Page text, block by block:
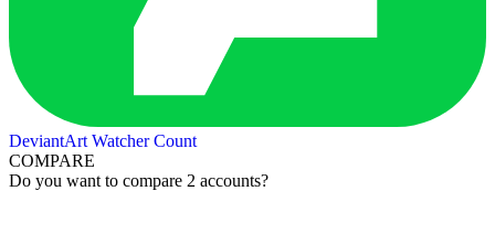
DeviantArt Watcher Count
COMPARE
Do you want to compare 2 accounts?